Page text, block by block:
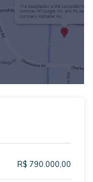
R$ 790.000,00